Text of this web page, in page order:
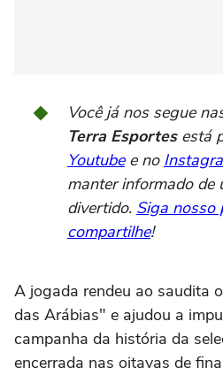
Você já nos segue
Terra Esportesestá
Youtubee no
manter informado de
divertido. Siga nosso
compartilhe!
A jogada rendeu ao saudita
das Arábias" e ajudou a
campanha da história da
encerrada nas oitavas de